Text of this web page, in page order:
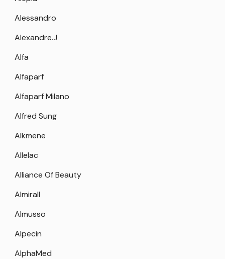
Alessandro
Alexandre.J
Alfa
Alfaparf
Alfaparf Milano
Alfred Sung
Alkmene
Allelac
Alliance Of Beauty
Almirall
Almusso
Alpecin
AlphaMed